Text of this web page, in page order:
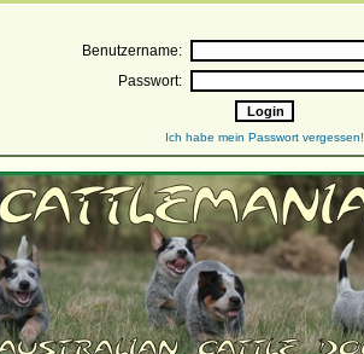
Benutzername:
Passwort:
Ich habe mein Passwort vergessen!